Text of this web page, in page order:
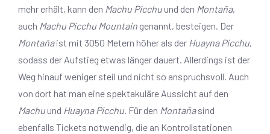
mehr erhält, kann den Machu Picchuund den Montaña,
auch Machu Picchu Mountain genannt, besteigen. Der
Montañaist mit 3050 Metern höher als der Huayna Picchu,
sodass der Aufstieg etwas länger dauert. Allerdings ist der
Weg hinauf weniger steil und nicht so anspruchsvoll. Auch
von dort hat man eine spektakuläre Aussicht auf den
Machuund Huayna Picchu. Für den Montañasind
ebenfalls Tickets notwendig, die an Kontrollstationen